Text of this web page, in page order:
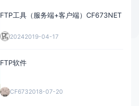
FTP工具（服务端+客户端）CF673NET
20242019-04-17
FTP软件
CF6732018-07-20